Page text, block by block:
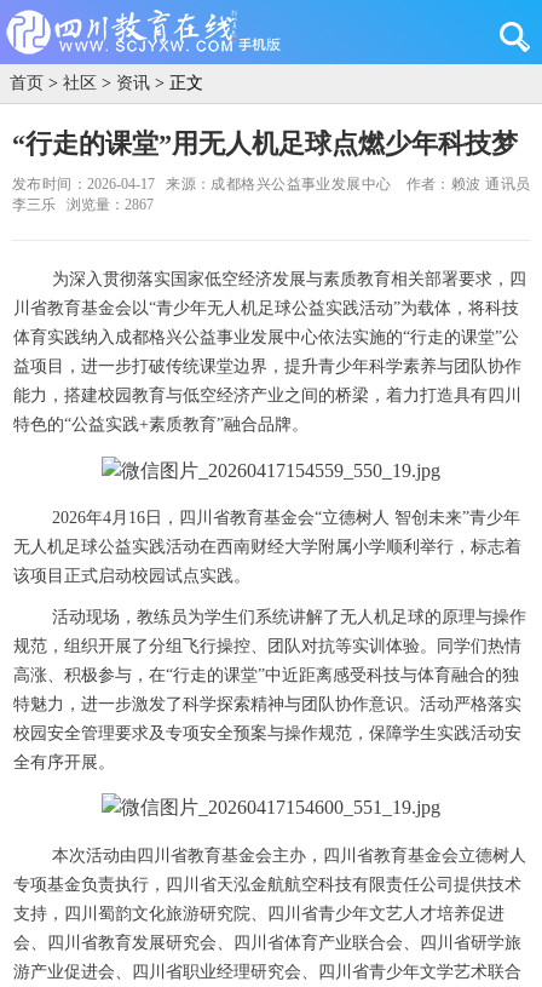
首页 > 社区 > 资讯 > 正文
“行走的课堂”用无人机足球点燃少年科技梦
发布时间：2026-04-17 来源：成都格兴公益事业发展中心
作者：赖波 通讯员
李三乐
浏览量：2867
为深入贯彻落实国家低空经济发展与素质教育相关部署要求，四
川省教育基金会以“青少年无人机足球公益实践活动”为载体，将科技
体育实践纳入成都格兴公益事业发展中心依法实施的“行走的课堂”公
益项目，进一步打破传统课堂边界，提升青少年科学素养与团队协作
能力，搭建校园教育与低空经济产业之间的桥梁，着力打造具有四川
特色的“公益实践+素质教育”融合品牌。
2026年4月16日，四川省教育基金会“立德树人 智创未来”青少年
无人机足球公益实践活动在西南财经大学附属小学顺利举行，标志着
该项目正式启动校园试点实践。
活动现场，教练员为学生们系统讲解了无人机足球的原理与操作
规范，组织开展了分组飞行操控、团队对抗等实训体验。同学们热情
高涨、积极参与，在“行走的课堂”中近距离感受科技与体育融合的独
特魅力，进一步激发了科学探索精神与团队协作意识。活动严格落实
校园安全管理要求及专项安全预案与操作规范，保障学生实践活动安
全有序开展。
本次活动由四川省教育基金会主办，四川省教育基金会立德树人
专项基金负责执行，四川省天泓金航航空科技有限责任公司提供技术
支持，四川蜀韵文化旅游研究院、四川省青少年文艺人才培养促进
会、四川省教育发展研究会、四川省体育产业联合会、四川省研学旅
游产业促进会、四川省职业经理研究会、四川省青少年文学艺术联合